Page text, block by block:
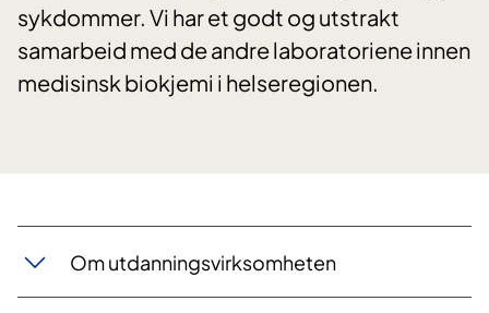
sykdommer. Vi har et godt og utstrakt
samarbeid med de andre laboratoriene innen
medisinsk biokjemi i helseregionen.
​Om utdanningsvirksomheten